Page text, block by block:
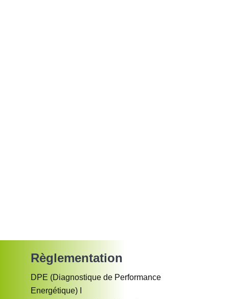
Règlementation
DPE (Diagnostique de Performance
Energétique)